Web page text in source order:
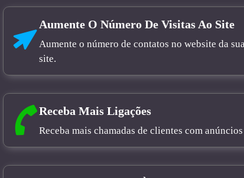
Aumente O Número De Visitas Ao Site
Aumente o número de contatos no website da
site.
Receba Mais Ligações
Receba mais chamadas de clientes com